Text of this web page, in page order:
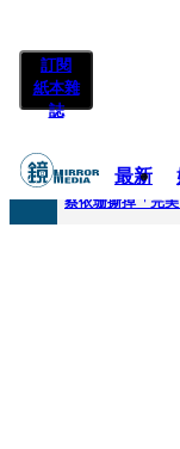
訂閱
紙本雜
誌
最新
快訊